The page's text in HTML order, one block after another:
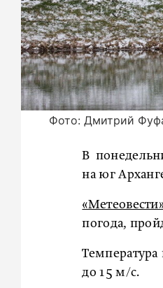
Фото: Дмитрий
В
на юг
погода,
Температура
до 15 м/с.